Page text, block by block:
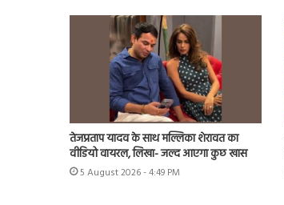
तेजप्रताप यादव के साथ मल्लिका शेरावत का
वीडियो वायरल, लिखा- जल्द आएगा कुछ खास
5 August 2026 - 4:49 PM